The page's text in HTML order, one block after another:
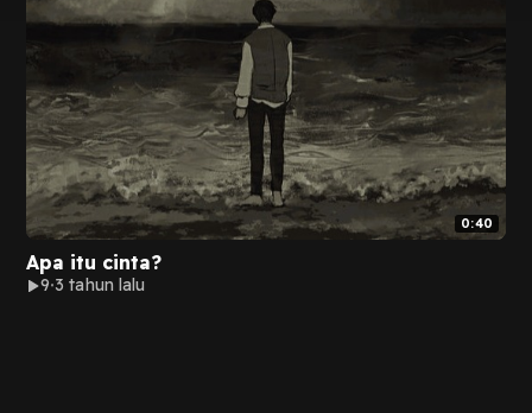
0:40
Apa itu cinta?
9 3 tahun lalu